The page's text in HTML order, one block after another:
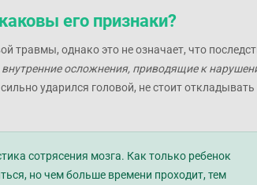
его признаки?
травмы, однако это не означает, что
осложнения, приводящие к
ударился головой, не стоит откладывать
сотрясения мозга. Как только ребенок
но чем больше времени проходит, тем